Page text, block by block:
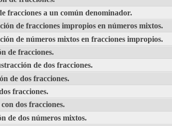
fracciones a un común denominador.
de fracciones impropios en números mixtos.
de números mixtos en fracciones impropios.
de fracciones.
de dos fracciones.
de dos fracciones.
fracciones.
dos fracciones.
de dos números mixtos.